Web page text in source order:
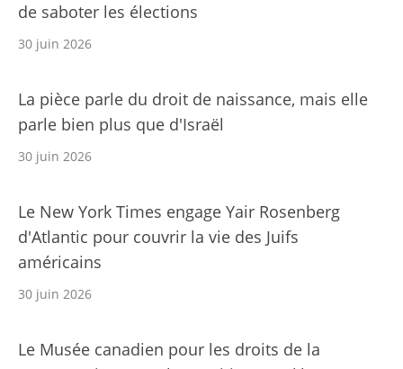
de saboter les élections
30 juin 2026
La pièce parle du droit de naissance, mais elle
parle bien plus que d'Israël
30 juin 2026
Le New York Times engage Yair Rosenberg
d'Atlantic pour couvrir la vie des Juifs
américains
30 juin 2026
Le Musée canadien pour les droits de la